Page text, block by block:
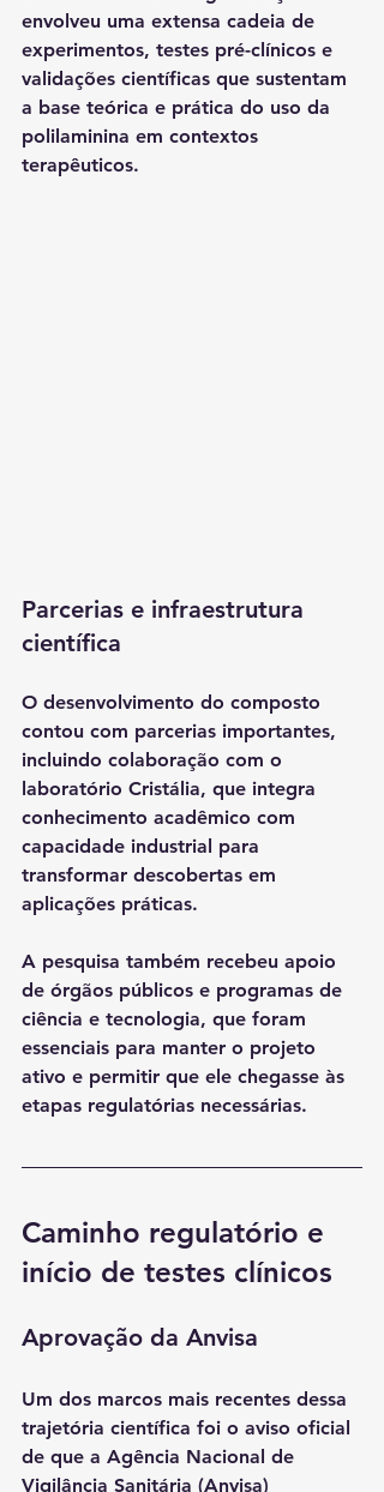
envolveu uma extensa cadeia de
experimentos, testes pré-clínicos e
validações científicas que sustentam
a base teórica e prática do uso da
polilaminina em contextos
terapêuticos.
Parcerias e infraestrutura
científica
O desenvolvimento do composto
contou com parcerias importantes,
incluindo colaboração com o
laboratório Cristália, que integra
conhecimento acadêmico com
capacidade industrial para
transformar descobertas em
aplicações práticas.
A pesquisa também recebeu apoio
de órgãos públicos e programas de
ciência e tecnologia, que foram
essenciais para manter o projeto
ativo e permitir que ele chegasse às
etapas regulatórias necessárias.
Caminho regulatório e
início de testes clínicos
Aprovação da Anvisa
Um dos marcos mais recentes dessa
trajetória científica foi o aviso oficial
de que a Agência Nacional de
Vigilância Sanitária (Anvisa)